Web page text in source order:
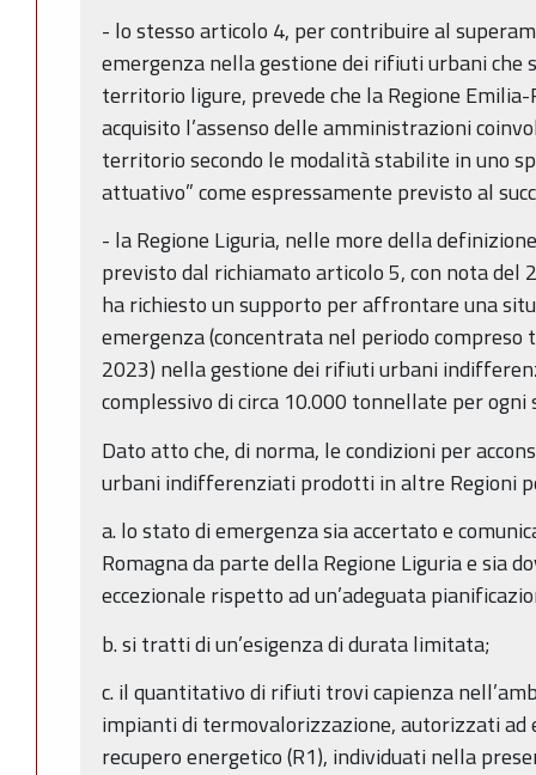
- lo stesso articolo 4, per contribuire al
emergenza nella gestione dei rifiuti urbani che
territorio ligure, prevede che la Regione
acquisito l’assenso delle amministrazioni
territorio secondo le modalità stabilite in uno
attuativo” come espressamente previsto al
- la Regione Liguria, nelle more della
previsto dal richiamato articolo 5, con nota
ha richiesto un supporto per affrontare una
emergenza (concentrata nel periodo
2023) nella gestione dei rifiuti urbani
complessivo di circa 10.000 tonnellate per ogni
Dato atto che, di norma, le condizioni per
urbani indifferenziati prodotti in altre Regioni
a. lo stato di emergenza sia accertato e
Romagna da parte della Regione Liguria e sia
eccezionale rispetto ad un’adeguata
b. si tratti di un’esigenza di durata limitata;
c. il quantitativo di rifiuti trovi capienza
impianti di termovalorizzazione, autorizzati
recupero energetico (R1), individuati nella